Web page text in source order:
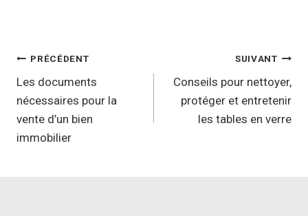
Navigation
de
l’article
PRÉCÉDENT
Les documents
nécessaires pour la
vente d’un bien
immobilier
SUIVANT
Conseils pour nettoyer,
protéger et entretenir
les tables en verre